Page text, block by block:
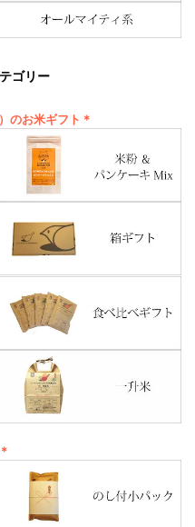
ゴリー
のお米ギフト＊